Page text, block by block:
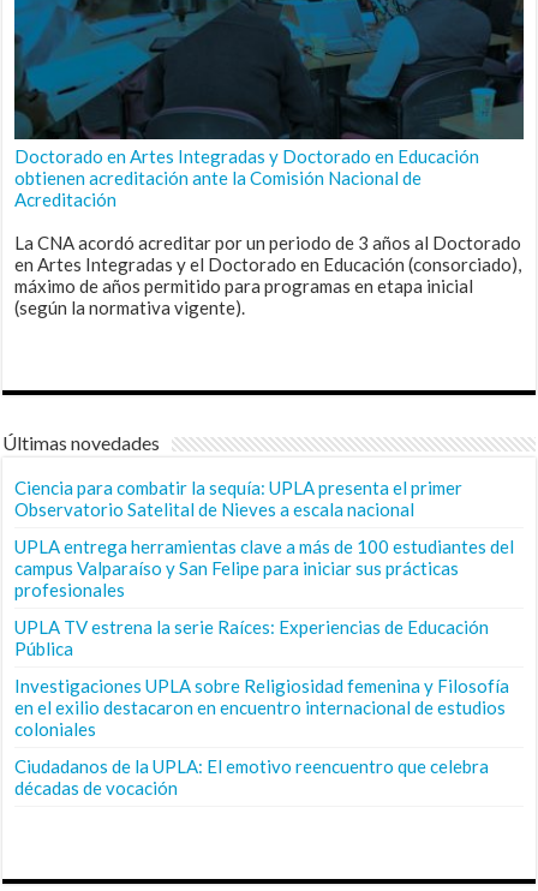
Doctorado en Artes Integradas y Doctorado en Educación
obtienen acreditación ante la Comisión Nacional de
Acreditación
La CNA acordó acreditar por un periodo de 3 años al Doctorado
en Artes Integradas y el Doctorado en Educación (consorciado),
máximo de años permitido para programas en etapa inicial
(según la normativa vigente).
Últimas novedades
Ciencia para combatir la sequía: UPLA presenta el primer
Observatorio Satelital de Nieves a escala nacional
UPLA entrega herramientas clave a más de 100 estudiantes del
campus Valparaíso y San Felipe para iniciar sus prácticas
profesionales
UPLA TV estrena la serie Raíces: Experiencias de Educación
Pública
Investigaciones UPLA sobre Religiosidad femenina y Filosofía
en el exilio destacaron en encuentro internacional de estudios
coloniales
Ciudadanos de la UPLA: El emotivo reencuentro que celebra
décadas de vocación